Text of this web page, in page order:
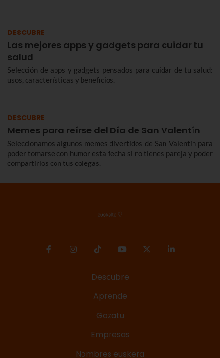
DESCUBRE
Las mejores apps y gadgets para cuidar tu
salud
Selección de apps y gadgets pensados para cuidar de tu salud:
usos, características y beneficios.
DESCUBRE
Memes para reírse del Día de San Valentín
Seleccionamos algunos memes divertidos de San Valentín para
poder tomarse con humor esta fecha si no tienes pareja y poder
compartirlos con tus colegas.
Descubre
Aprende
Gozatu
Empresas
Nombres euskera